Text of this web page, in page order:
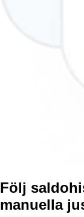
Följ
manuella